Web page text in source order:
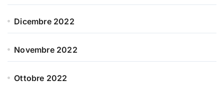
Dicembre 2022
Novembre 2022
Ottobre 2022